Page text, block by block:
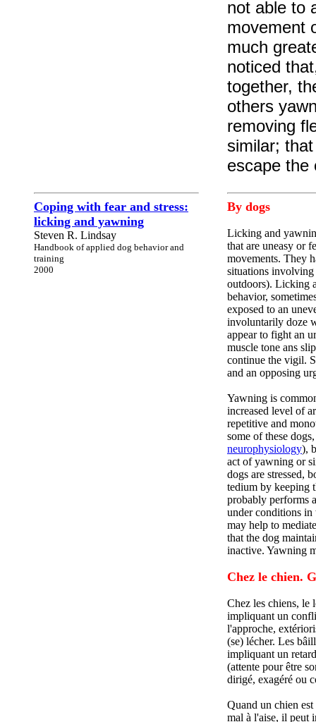
not able to
movement
much
noticed
together,
others
removing
similar;
escape the
Coping with fear and stress:
licking and yawning
Steven R. Lindsay
Handbook of applied dog behavior and
training
2000
By dogs
Licking and
that are uneasy or
movements. They
situations
outdoors). Licking
behavior,
exposed to an
involuntarily doze
appear to fight an
muscle tone ans
continue the vigil.
and an opposing
Yawning is
increased level of
repetitive and
some of these
neurophysiology),
act of yawning or
dogs are stressed,
tedium by keeping
probably performs
under conditions
may help to
that the dog
inactive. Yawning
Chez le chien.
Chez les chiens, le
impliquant un
l'approche,
(se) lécher. Les
impliquant un
(attente pour être
dirigé, exagéré ou
Quand un chien
mal à l'aise, il peut